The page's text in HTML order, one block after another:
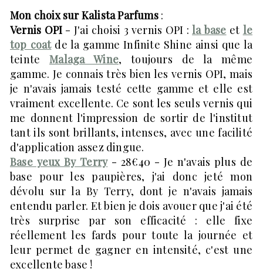
Mon choix sur Kalista Parfums:
Vernis OPI - J'ai choisi 3 vernis OPI :la base et le
top coatde la gamme Infinite Shine ainsi que la
teinteMalaga Wine, toujours de la même
gamme. Je connais très bien les vernis OPI, mais
je n'avais jamais testé cette gamme et elle est
vraiment excellente. Ce sont les seuls vernis qui
me donnent l'impression de sortir de l'institut
tant ils sont brillants, intenses, avec une facilité
d'application assez dingue.
Base yeux By Terry- 28€40 - Je n'avais plus de
base pour les paupières, j'ai donc jeté mon
dévolu sur la By Terry, dont je n'avais jamais
entendu parler. Et bien je dois avouer que j'ai été
très surprise par son efficacité : elle fixe
réellement les fards pour toute la journée et
leur permet de gagner en intensité, c'est une
excellente base !